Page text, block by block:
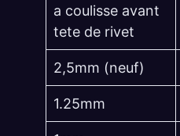
a coulisse avant
tete de rivet
2,5mm (neuf)
1.25mm